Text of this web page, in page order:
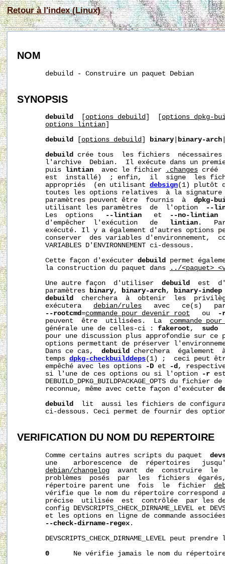
Retour à l'index (Linux)
NOM
       debuild - Construire un paquet Debian
SYNOPSIS
debuild options_debuild
options_dpkg-
options_lintian
debuild
options_debuild binary binary-arch
debuild crée tous  les fichiers  nécessaires
l'archive  Debian.  Il exécute dans un
       puis
lintian
  avec le fichier
.changes créé
est  installé)  ; enfin,  il  signe  les
       appropriés  (en utilisant
debsign(1) plutôt
toutes les options relatives  à la
       paramètres peuvent être  fournis  à
dpkg-
       utilisant les paramètres  de  l'option
--
       Les  options
--lintian
   et
--no-lintian
       d'empêcher  l'exécution   de
lintian .
exécuté. Il y a également d'autres options
conserver  des variables d'environnement,
       VARIABLES D'ENVIRONNEMENT ci-dessous.
       Cette façon d'exécuter
debuild permet
       la construction du paquet dans
../
       Une autre façon  d'utiliser
debuild
est
       paramètres
binary, binary-arch, binary-indep
debuild
cherchera  à  obtenir  les
       exécutera
debian/rules
avec   ce(s)
--rootcmd=commande_pour_devenir_root
   ou
-
       peuvent  être  utilisées.  La
       générale une de celles-ci :
fakeroot , sudo
pour une discussion plus approfondie sur ce
options permettant de préserver
       Dans ce cas,
debuild cherchera  également
       temps
dpkg-checkbuilddeps(1) ;  ceci peut
       empêché avec les options
-D et -d,
       si l'une de ces options ou si l'option
-r
DEBUILD_DPKG_BUILDPACKAGE_OPTS du fichier
       reconnue, même avec cette façon d'exécuter
debuild
lit  aussi les fichiers de
ci-dessous. Ceci permet de fournir des
VERIFICATION DU NOM DU REPERTOIRE
       Comme certains autres scripts du paquet
une    arborescence  de  répertoires
debian/changelog
avant  de  construire  le
problèmes  posés  par  les  fichiers
       répertoire parent une  fois  le  fichier
vérifie que le nom du répertoire correspond
précise  utilisée  est  contrôlée  par les
config DEVSCRIPTS_CHECK_DIRNAME_LEVEL et
et les options en ligne de commande
--check-dirname-regex .
DEVSCRIPTS_CHECK_DIRNAME_LEVEL peut prendre
0
Ne vérifie jamais le nom du